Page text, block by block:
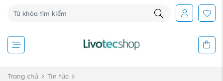
Trang chủ
Tin tức